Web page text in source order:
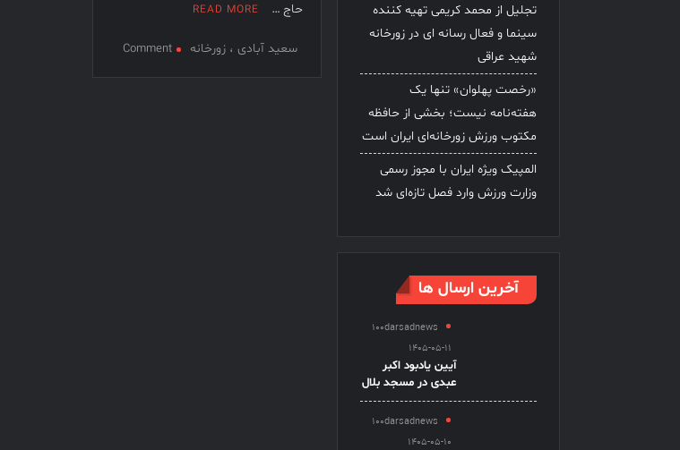
حاج …
READ MORE
سعید آبادی ، زورخانه Comment
تجلیل از محمد کریمی تهیه کننده
سینما و فعال رسانه ای در زورخانه
شهید عراقی
«رخصت پهلوان» تنها یک
هفته‌نامه نیست؛ بخشی از حافظه
مکتوب ورزش زورخانه‌ای ایران است
المپیک ویژه ایران با مجوز رسمی
وزارت ورزش وارد فصل تازه‌ای شد
آخرین ارسال ها
100darsadnews
1405-05-11
آیین یادبود اکبر
عبدی در مسجد بلال
100darsadnews
1405-05-10